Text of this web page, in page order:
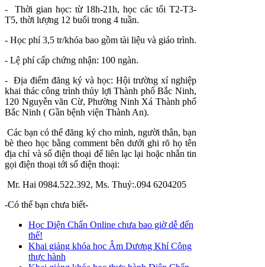
- Thời gian học: từ 18h-21h, học các tối T2-T3-
T5, thời lượng 12 buổi trong 4 tuần.
- Học phí 3,5 tr/khóa bao gồm tài liệu và giáo trình.
- Lệ phí cấp chứng nhận: 100 ngàn.
- Địa điểm đăng ký và học: Hội trường xí nghiệp
khai thác công trình thủy lợi Thành phố Bắc Ninh,
120 Nguyễn văn Cừ, Phường Ninh Xá Thành phố
Bắc Ninh ( Gần bệnh viện Thành An).
Các bạn có thể đăng ký cho mình, người thân, bạn
bè theo học bằng comment bên dưới ghi rõ họ tên
địa chỉ và số điện thoại để liên lạc lại hoặc nhắn tin
gọi điện thoại tới số điện thoại:
Mr. Hai 0984.522.392, Ms. Thuỷ:.094 6204205
-Có thể bạn chưa biết-
Học Diện Chẩn Online chưa bao giờ dễ đến
thế!
Khai giảng khóa học Âm Dương Khí Công
thực hành